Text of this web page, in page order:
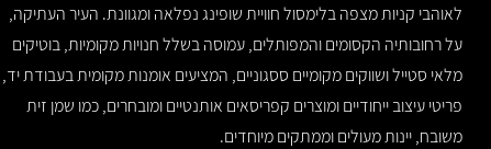
לאוהבי קניות מצפה בלימסול חוויית שופינג נפלאה ומגוונת. העיר העתיקה,
על רחובותיה הקסומים והמפותלים, עמוסה בשלל חנויות מקומיות, בוטיקים
מלאי סטייל ושווקים מקומיים ססגוניים, המציעים אומנות מקומית בעבודת יד,
פריטי עיצוב ייחודיים ומוצרים קפריסאים אותנטיים ומובחרים, כמו שמן זית
משובח, יינות מעולים וממתקים מיוחדים.